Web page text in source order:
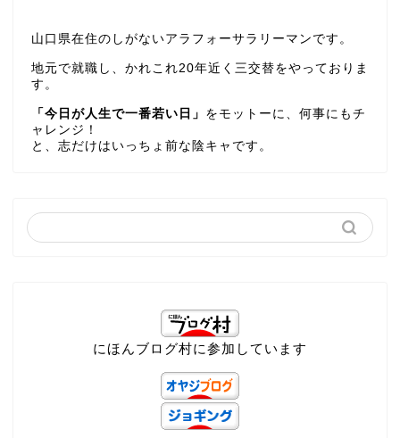
山口県在住のしがないアラフォーサラリーマンです。
地元で就職し、かれこれ20年近く三交替をやっておりま
す。
「今日が人生で一番若い日」 をモットーに、何事にもチ
ャレンジ！
と、志だけはいっちょ前な陰キャです。
にほんブログ村に参加しています